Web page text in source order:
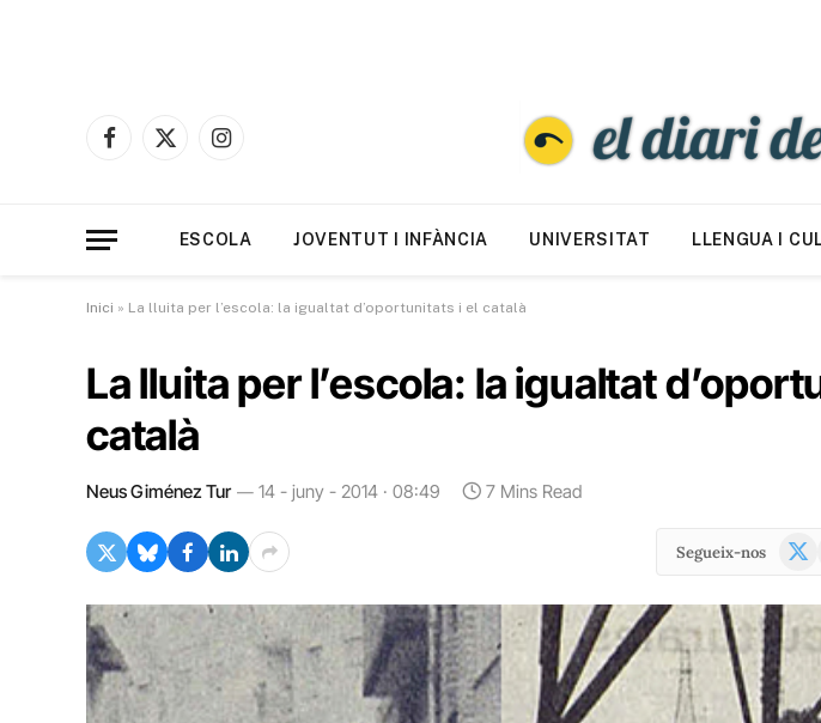
Facebook
X
Instagram
ESCOLA JOVENTUT I INFÀNCIA UNIVERSITAT LLENGUA I
Inici » La lluita per l’escola: la igualtat d’oportunitats i el català
La lluita per l’escola: la igualtat
català
Neus Giménez Tur 14 - juny - 2014 · 08:49 7 Mins Read
Segueix-nos
X